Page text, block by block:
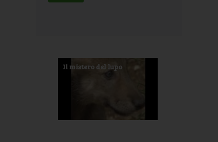
Il mistero del lupo